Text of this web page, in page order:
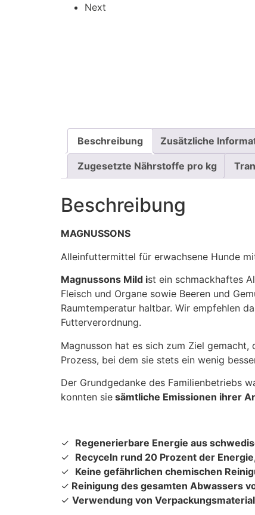
Next
Beschreibung Zusätzliche
Zugesetzte Nährstoffe pro kg
Beschreibung
MAGNUSSONS
Alleinfuttermittel für erwachsene Hunde
Magnussons Mild ist ein schmackhaftes
Fleisch und Organe sowie Beeren und
Raumtemperatur haltbar. Wir empfehlen
Futterverordnung.
Magnusson hat es sich zum Ziel gemacht,
Prozess, bei dem sie stets ein wenig
Der Grundgedanke des Familienbetriebs
konnten sie sämtliche Emissionen ihrer
✓ Regenerierbare Energie aus
✓ Recyceln rund 20 Prozent der
✓ Keine gefährlichen chemischen
✓ Reinigung des gesamten Abwassers
✓ Verwendung von